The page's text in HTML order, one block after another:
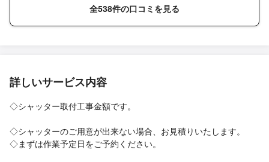
全538件の口コミを見る
詳しいサービス内容
◇シャッター取付工事金額です。
◇シャッターのご用意が出来ない場合、お見積りいたします。
◇まずは作業予定日をご予約ください。